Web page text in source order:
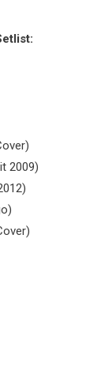
2009)